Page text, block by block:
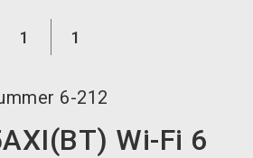
1 1
6-212
Wi-Fi 6